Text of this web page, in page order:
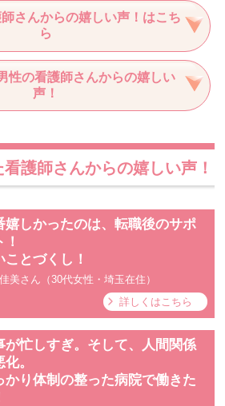
さんからの嬉しい声！はこち
ら
性の看護師さんからの嬉しい
声！
護師さんからの嬉しい声！
嬉しかったのは、転職後のサポ
ことづくし！
美さん（30代女性・埼玉在住）
詳しくはこちら
が忙しすぎ。そして、人間関係
化。
かり体制の整った病院で働きた